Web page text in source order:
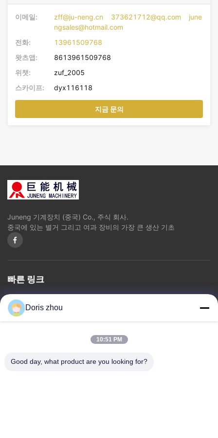
이메일:
zff@ju-neng.cn 373621712@qq.com june
ngsales@hotmail.com
전화:
13961509768
왓츠앱:
8613961509768
위챗:
zuf_2005
스카이프:
dyx116118
지금 문의
Juneng 기계장치 (중국) Co., 주식 회사.
중국에 있는 별거 그리고 여과 장비의 가장 큰 생산 기초
빠른 링크
홈회사 소개
Province.China
Doris zhou
10:51 PM
Good day, what product are you looking for?